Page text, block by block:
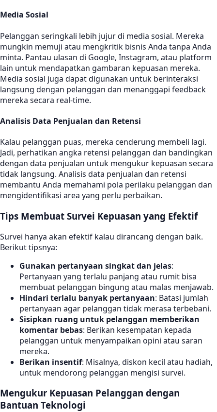
Media Sosial
Pelanggan seringkali lebih jujur di media sosial. Mereka
mungkin memuji atau mengkritik bisnis Anda tanpa Anda
minta. Pantau ulasan di Google, Instagram, atau platform
lain untuk mendapatkan gambaran kepuasan mereka.
Media sosial juga dapat digunakan untuk berinteraksi
langsung dengan pelanggan dan menanggapi feedback
mereka secara real-time.
Analisis Data Penjualan dan Retensi
Kalau pelanggan puas, mereka cenderung membeli lagi.
Jadi, perhatikan angka retensi pelanggan dan bandingkan
dengan data penjualan untuk mengukur kepuasan secara
tidak langsung. Analisis data penjualan dan retensi
membantu Anda memahami pola perilaku pelanggan dan
mengidentifikasi area yang perlu perbaikan.
Tips Membuat Survei Kepuasan yang Efektif
Survei hanya akan efektif kalau dirancang dengan baik.
Berikut tipsnya:
Gunakan pertanyaan singkat dan jelas:
Pertanyaan yang terlalu panjang atau rumit bisa
membuat pelanggan bingung atau malas menjawab.
Hindari terlalu banyak pertanyaan: Batasi jumlah
pertanyaan agar pelanggan tidak merasa terbebani.
Sisipkan ruang untuk pelanggan memberikan
komentar bebas: Berikan kesempatan kepada
pelanggan untuk menyampaikan opini atau saran
mereka.
Berikan insentif: Misalnya, diskon kecil atau hadiah,
untuk mendorong pelanggan mengisi survei.
Mengukur Kepuasan Pelanggan dengan
Bantuan Teknologi